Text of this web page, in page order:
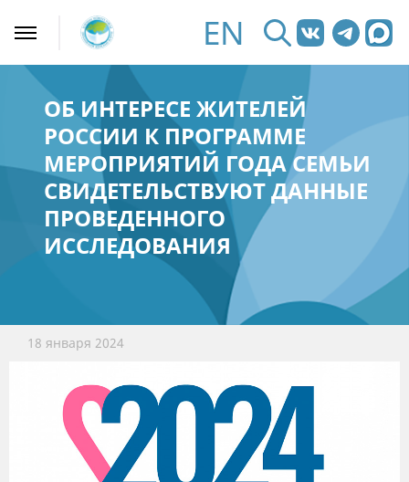
EN
ОБ ИНТЕРЕСЕ ЖИТЕЛЕЙ
РОССИИ К ПРОГРАММЕ
МЕРОПРИЯТИЙ ГОДА СЕМЬИ
СВИДЕТЕЛЬСТВУЮТ ДАННЫЕ
ПРОВЕДЕННОГО
ИССЛЕДОВАНИЯ
18 января 2024